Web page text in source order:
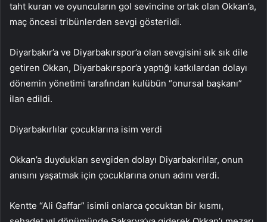
taht kuran ve oyuncuların gol sevincine ortak olan Okkan’a,
maç öncesi tribünlerden sevgi gösterildi.
Diyarbakır’a ve Diyarbakırspor’a olan sevgisini sık sık dile
getiren Okkan, Diyarbakırspor’a yaptığı katkılardan dolayı
dönemin yönetimi tarafından kulübün “onursal başkanı”
ilan edildi.
Diyarbakırlılar çocuklarına isim verdi
Okkan’a duydukları sevgiden dolayı Diyarbakırlılar, onun
anısını yaşatmak için çocuklarına onun adını verdi.
Kentte “Ali Gaffar” isimli onlarca çocuktan bir kısmı,